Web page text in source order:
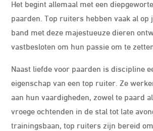
Het begint allemaal met een
paarden. Top ruiters hebben vaak al op
band met deze majestueuze dieren
vastbesloten om hun passie om te
Naast liefde voor paarden is discipline
eigenschap van een top ruiter. Ze
aan hun vaardigheden, zowel te paard
vroege ochtenden in de stal tot late
trainingsbaan, top ruiters zijn bereid